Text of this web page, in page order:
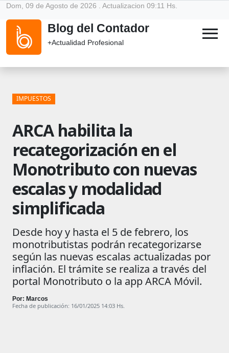
Dom, 09 de Agosto de 2026 . Actualizacion 09:11 Hs.
Blog del Contador
+Actualidad Profesional menu
IMPUESTOS
ARCA habilita la
recategorización en el
Monotributo con nuevas
escalas y modalidad
simplificada
Desde hoy y hasta el 5 de febrero, los
monotributistas podrán recategorizarse
según las nuevas escalas actualizadas por
inflación. El trámite se realiza a través del
portal Monotributo o la app ARCA Móvil.
Por: Marcos
Fecha de publicación: 16/01/2025 14:03 Hs.